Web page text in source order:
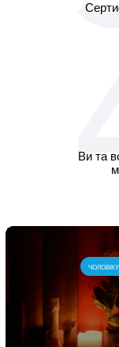
Ви та